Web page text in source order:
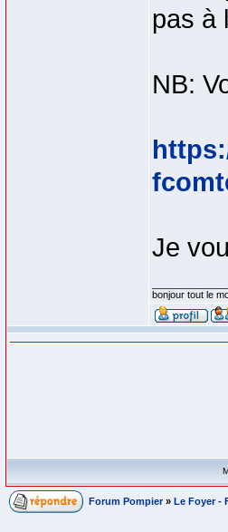
pas à
NB:
Je
bonjour tout le
Forum Pompier » Le Foyer -